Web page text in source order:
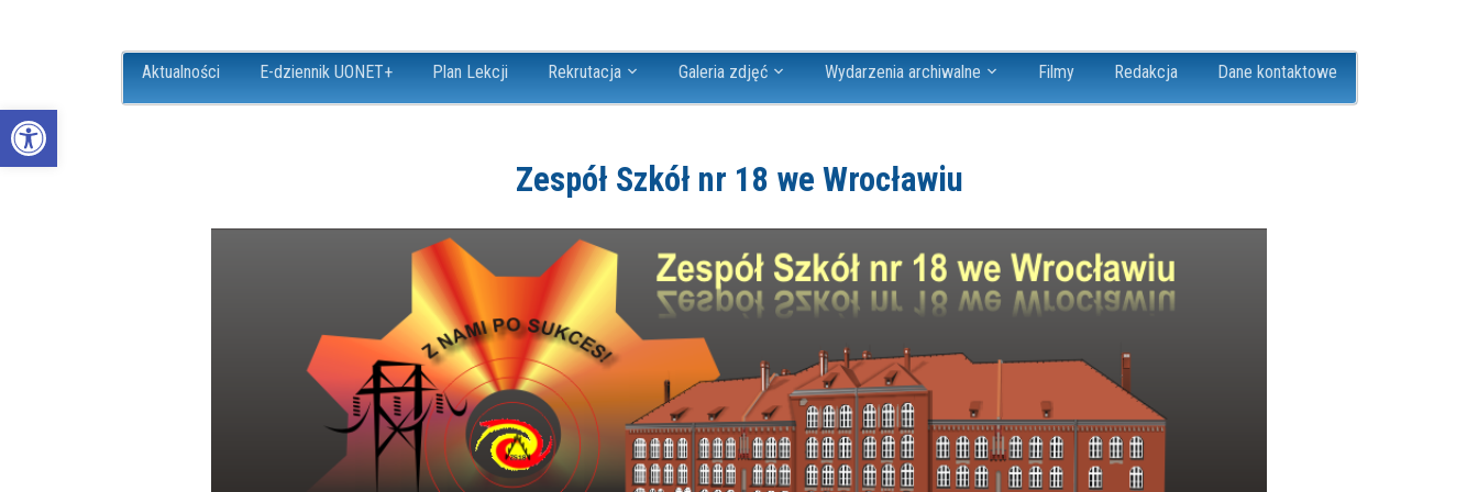
Open toolbar
Aktualności E-dziennik UONET+ Plan Lekcji Rekrutacja Galeria zdjęć Wydarzenia archiwalne Filmy Redakcja Dane kontaktowe
Zespół Szkół nr 18 we Wrocławiu